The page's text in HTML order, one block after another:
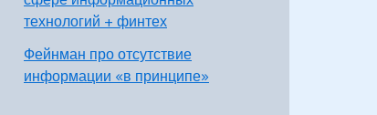
технологий + финтех
Фейнман про отсутствие
информации «в принципе»